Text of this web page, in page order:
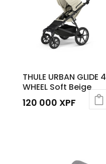
THULE URBAN GLIDE 4
WHEEL Soft Beige
120 000 XPF